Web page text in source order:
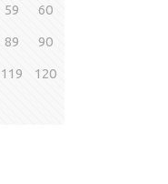
59 60
89 90
119 120